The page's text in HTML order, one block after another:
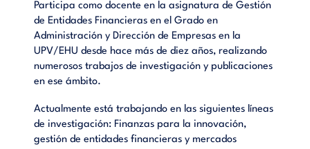
Participa como docente en la asignatura de Gestión
de Entidades Financieras en el Grado en
Administración y Dirección de Empresas en la
UPV/EHU desde hace más de diez años, realizando
numerosos trabajos de investigación y publicaciones
en ese ámbito.
Actualmente está trabajando en las siguientes líneas
de investigación: Finanzas para la innovación,
gestión de entidades financieras y mercados